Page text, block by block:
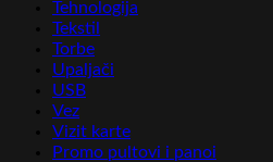
Tehnologija
Tekstil
Torbe
Upaljači
USB
Vez
Vizit karte
Promo pultovi i panoi